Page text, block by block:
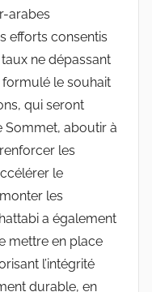
arabes
efforts consentis
ne dépassant
formulé le souhait
qui seront
Sommet, aboutir à
les
le
les
a également
mettre en place
l’intégrité
durable, en